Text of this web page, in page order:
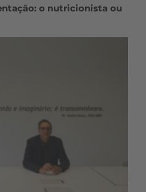
o nutricionista ou